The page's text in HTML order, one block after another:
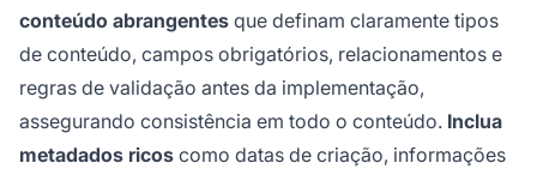
conteúdo abrangentes que definam claramente tipos
de conteúdo, campos obrigatórios, relacionamentos e
regras de validação antes da implementação,
assegurando consistência em todo o conteúdo. Inclua
metadados ricos como datas de criação, informações